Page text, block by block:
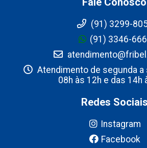
(91) 3299-
(91) 3346-
Atendimento de segunda
08h às 12h e das 14h
Redes Sociais
Instagram
Facebook